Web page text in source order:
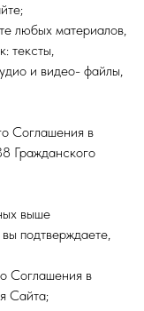
любых материалов,
тексты,
и видео- файлы,
Соглашения в
Гражданского
выше
подтверждаете,
Соглашения в
Сайта;